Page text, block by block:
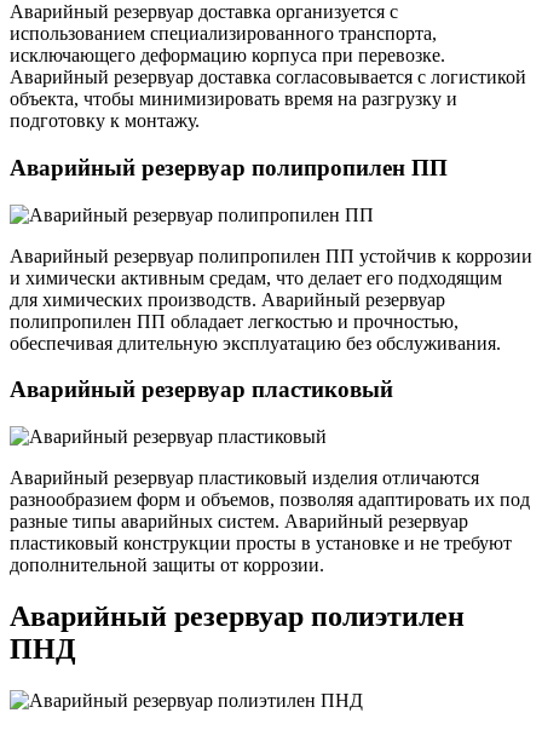
Аварийный резервуар доставка организуется с
использованием специализированного транспорта,
исключающего деформацию корпуса при перевозке.
Аварийный резервуар доставка согласовывается с логистикой
объекта, чтобы минимизировать время на разгрузку и
подготовку к монтажу.
Аварийный резервуар полипропилен ПП
Аварийный резервуар полипропилен ПП устойчив к коррозии
и химически активным средам, что делает его подходящим
для химических производств. Аварийный резервуар
полипропилен ПП обладает легкостью и прочностью,
обеспечивая длительную эксплуатацию без обслуживания.
Аварийный резервуар пластиковый
Аварийный резервуар пластиковый изделия отличаются
разнообразием форм и объемов, позволяя адаптировать их под
разные типы аварийных систем. Аварийный резервуар
пластиковый конструкции просты в установке и не требуют
дополнительной защиты от коррозии.
Аварийный резервуар полиэтилен
ПНД